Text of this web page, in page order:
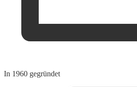
In 1960 gegründet